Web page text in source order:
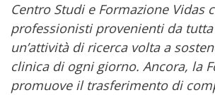
Centro Studi e Formazione Vidas
professionisti provenienti da
un’attività di ricerca volta a
clinica di ogni giorno. Ancora, la
promuove il trasferimento di